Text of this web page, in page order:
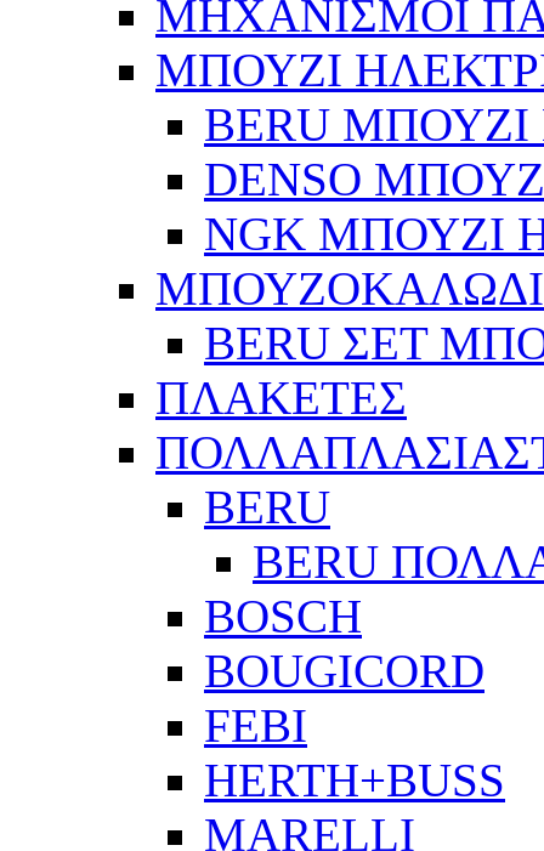
ΜΗΧΑΝΙΣΜΟΙ
ΜΠΟΥΖΙ
BERU
DENSO
NGK ΜΠΟΥΖΙ
BERU ΣΕΤ
ΠΛΑΚΕΤΕΣ
BERU
BERU
BOSCH
BOUGICORD
FEBI
HERTH+BUSS
MARELLI